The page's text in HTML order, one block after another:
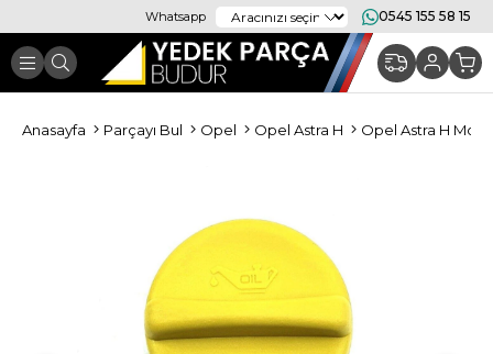
Whatsapp 0545 155 58 15
Anasayfa Parçayı Bul Opel Opel Astra H Opel Astra H